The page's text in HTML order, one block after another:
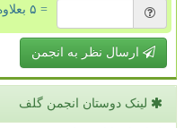
= ۵ بعلاوه ۵
ارسال نظر به انجمن
لینک دوستان انجمن گلف